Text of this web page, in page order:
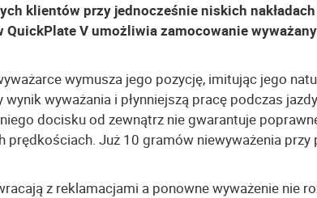
klientów przy jednocześnie niskich
V umożliwia zamocowanie
wymusza jego pozycję, imitując jego
wyważania i płynniejszą pracę podczas
docisku od zewnątrz nie gwarantuje
prędkościach. Już 10 gramów niewyważenia
z reklamacjami a ponowne wyważenie nie